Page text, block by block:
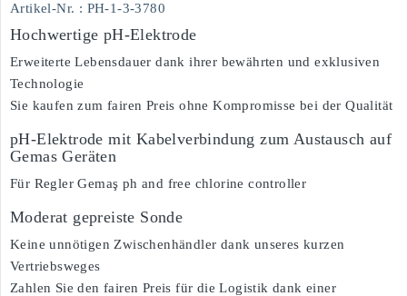
Artikel-Nr. : PH-1-3-3780
Hochwertige pH-Elektrode
Erweiterte Lebensdauer dank ihrer bewährten und exklusiven
Technologie
Sie kaufen zum fairen Preis ohne Kompromisse bei der Qualität
pH-Elektrode mit Kabelverbindung zum Austausch auf
Gemas Geräten
Für Regler Gemaş ph and free chlorine controller
Moderat gepreiste Sonde
Keine unnötigen Zwischenhändler dank unseres kurzen
Vertriebsweges
Zahlen Sie den fairen Preis für die Logistik dank einer